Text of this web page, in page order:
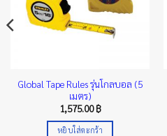
Global Tape Rules รุ่นโกลบอล (5
เมตร)
1,575.00฿
หยิบใส่ตะกร้า